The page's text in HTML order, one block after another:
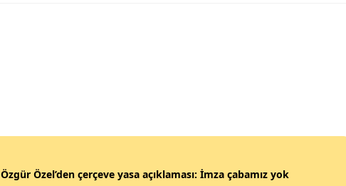
Özgür Özel’den çerçeve yasa açıklaması: İmza çabamız yok